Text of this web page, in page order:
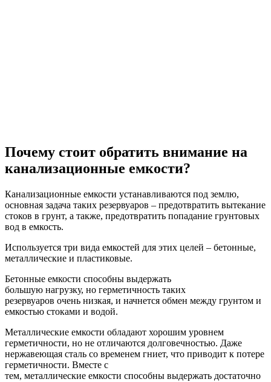
Почему стоит обратить внимание на
канализационные емкости?
Канализационные емкости устанавливаются под землю,
основная задача таких резервуаров – предотвратить вытекание
стоков в грунт, а также, предотвратить попадание грунтовых
вод в емкость.
Используется три вида емкостей для этих целей – бетонные,
металлические и пластиковые.
Бетонные емкости способны выдержать
большую нагрузку, но герметичность таких
резервуаров очень низкая, и начнется обмен между грунтом и
емкостью стоками и водой.
Металлические емкости обладают хорошим уровнем
герметичности, но не отличаются долговечностью. Даже
нержавеющая сталь со временем гниет, что приводит к потере
герметичности. Вместе с
тем, металлические емкости способны выдержать достаточно